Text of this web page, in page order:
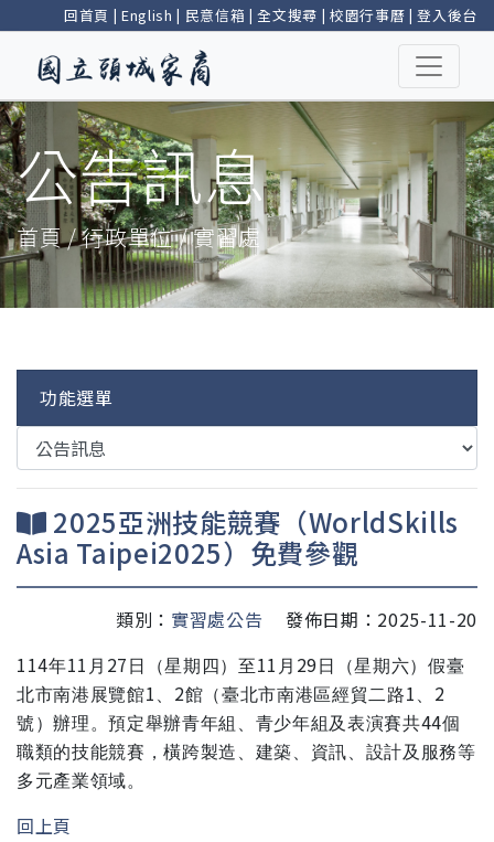
回首頁 | English | 民意信箱 |全文搜尋 | 校園行事曆 |登入後台
公告訊息
首頁 / 行政單位 / 實習處
功能選單
2025亞洲技能競賽（WorldSkills
Asia Taipei2025）免費參觀
類別： 實習處公告
發佈日期：2025-11-20
114年11 月 27 日（星期四）至11 月 29 日（星期六）假臺
北市南港展覽館1 2館（臺北市南港區經貿二路1 2
號）辦理。預定舉辦青年組、青少年組及表演賽共44個
職類的技能競賽，橫跨製造、建築、資訊、設計及服務等
多元產業領域。
回上頁